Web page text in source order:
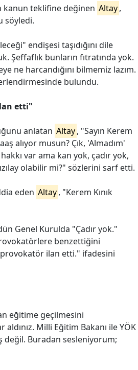
kanun teklifine değinen Altay,
söyledi.
endişesi taşıdığını dile
Şeffaflık bunların fıtratında yok.
ne harcandığını bilmemiz lazım.
bulundu.
etti"
anlatan Altay, "Sayın Kerem
alıyor musun? Çık, 'Almadım'
var ama kan yok, çadır yok,
olabilir mi?" sözlerini sarf etti.
eden Altay, "Kerem Kınık
Genel Kurulda "Çadır yok."
benzettiğini
ilan etti." ifadesini
eğitime geçilmesini
Milli Eğitim Bakanı ile YÖK
değil. Buradan sesleniyorum;